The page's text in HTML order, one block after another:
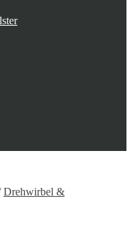
Drehwirbel &